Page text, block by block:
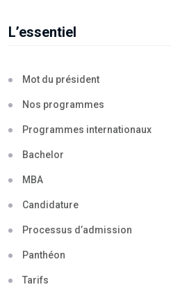
L’essentiel
Mot du président
Nos programmes
Programmes internationaux
Bachelor
MBA
Candidature
Processus d’admission
Panthéon
Tarifs